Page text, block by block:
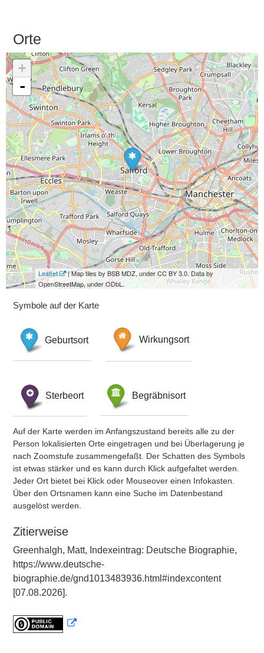
Orte
+
-
Leaflet
| Map tiles by BSB MDZ, under CC BY 3.0. Data by
OpenStreetMap, under ODbL.
Symbole auf der Karte
Geburtsort Wirkungsort
Sterbeort Begräbnisort
Auf der Karte werden im Anfangszustand bereits alle zu der
Person lokalisierten Orte eingetragen und bei Überlagerung je
nach Zoomstufe zusammengefaßt. Der Schatten des Symbols
ist etwas stärker und es kann durch Klick aufgefaltet werden.
Jeder Ort bietet bei Klick oder Mouseover einen Infokasten.
Über den Ortsnamen kann eine Suche im Datenbestand
ausgelöst werden.
Zitierweise
Greenhalgh, Matt, Indexeintrag: Deutsche Biographie,
https://www.deutsche-
biographie.de/gnd1013483936.html#indexcontent
[07.08.2026].